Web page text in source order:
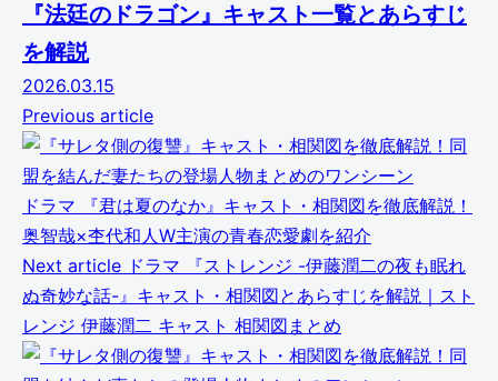
『法廷のドラゴン』キャスト一覧とあらすじ
を解説
2026.03.15
Previous article
ドラマ
『君は夏のなか』キャスト・相関図を徹底解説！
奥智哉×杢代和人W主演の青春恋愛劇を紹介
Next article ドラマ
『ストレンジ -伊藤潤二の夜も眠れ
ぬ奇妙な話-』キャスト・相関図とあらすじを解説｜スト
レンジ 伊藤潤二 キャスト 相関図まとめ